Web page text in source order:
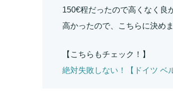
150€程だったので高くなく良
高かったので、こちらに決めま
【こちらもチェック！】
絶対失敗しない！【ドイツ ベ